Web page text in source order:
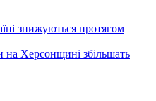
знижуються протягом
на Херсонщині збільшать